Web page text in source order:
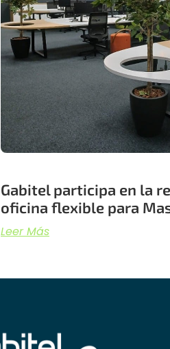
Gabitel participa en la
oficina flexible para
Leer Más